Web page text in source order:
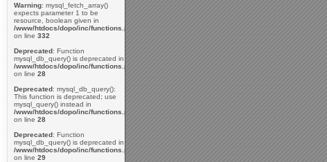
Warning: mysql_fetch_array()
expects parameter 1 to be
resource, boolean given in
/www/htdocs/dopo/inc/functions.php
on line 332
Deprecated: Function
mysql_db_query() is deprecated in
/www/htdocs/dopo/inc/functions.php
on line 28
Deprecated: mysql_db_query():
This function is deprecated; use
mysql_query() instead in
/www/htdocs/dopo/inc/functions.php
on line 28
Deprecated: Function
mysql_db_query() is deprecated in
/www/htdocs/dopo/inc/functions.php
on line 29